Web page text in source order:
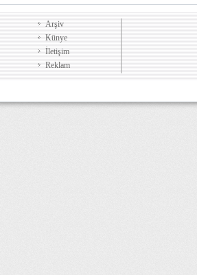
Arşiv
Künye
İletişim
Reklam